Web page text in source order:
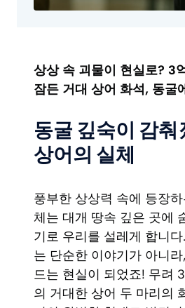
상상 속 괴물이 현실로? 3
잠든 거대 상어 화석, 동굴
동굴 깊숙이 감춰
상어의 실체
풍부한 상상력 속에 등장
체는 대개 땅속 깊은 곳에
기로 우리를 설레게 합니
는 단순한 이야기가 아니
드는 현실이 되었죠! 무려
의 거대한 상어 두 마리의